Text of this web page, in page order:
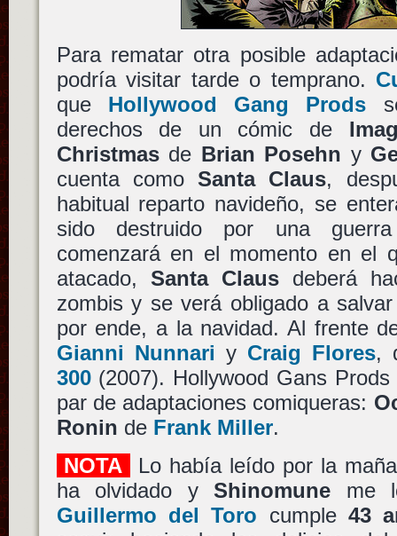
Para rematar otra posible
podría visitar tarde o temprano.
que Hollywood Gang Prods
derechos de un cómic de
Christmasde Brian Posehn y
cuenta comoSanta Claus,
habitual reparto navideño, se
sido destruido por una
comenzará en el momento en el
atacado, Santa Clausdeberá
zombis y se verá obligado a
por ende, a la navidad. Al frente
Gianni Nunnari y Craig Flores,
300(2007). Hollywood Gans
par de adaptaciones comiqueras:
Ronin de Frank Miller.
NOTA
Lo había leído por la
ha olvidado yShinomune me
Guillermo del Toro cumple 43